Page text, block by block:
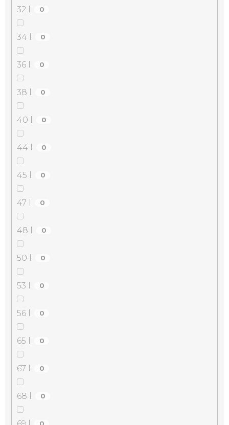
32 l 0
34 l 0
36 l 0
38 l 0
40 l 0
44 l 0
45 l 0
47 l 0
48 l 0
50 l 0
53 l 0
56 l 0
65 l 0
67 l 0
68 l 0